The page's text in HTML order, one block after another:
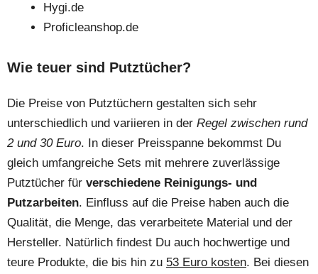
Hygi.de
Proficleanshop.de
Wie teuer sind Putztücher?
Die Preise von Putztüchern gestalten sich sehr
unterschiedlich und variieren in der Regel zwischen rund
2 und 30 Euro. In dieser Preisspanne bekommst Du
gleich umfangreiche Sets mit mehrere zuverlässige
Putztücher für verschiedene Reinigungs- und
Putzarbeiten. Einfluss auf die Preise haben auch die
Qualität, die Menge, das verarbeitete Material und der
Hersteller. Natürlich findest Du auch hochwertige und
teure Produkte, die bis hin zu 53 Euro kosten. Bei diesen